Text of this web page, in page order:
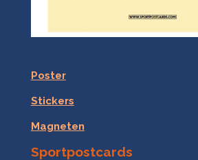
Poster
Stickers
Magneten
Sportpostcards